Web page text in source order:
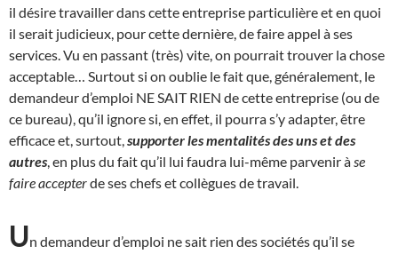
il désire travailler dans cette entreprise particulière et en quoi
il serait judicieux, pour cette dernière, de faire appel à ses
services. Vu en passant (très) vite, on pourrait trouver la chose
acceptable… Surtout si on oublie le fait que, généralement, le
demandeur d’emploi NE SAIT RIEN de cette entreprise (ou de
ce bureau), qu’il ignore si, en effet, il pourra s’y adapter, être
efficace et, surtout, supporter les mentalités des uns et des
autres , en plus du fait qu’il lui faudra lui-même parvenir à se
faire accepterde ses chefs et collègues de travail.
Un demandeur d’emploi ne sait rien des sociétés qu’il se